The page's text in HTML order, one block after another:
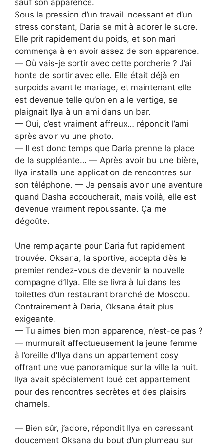
sauf son apparence.
Sous la pression d’un travail incessant et d’un
stress constant, Daria se mit à adorer le sucre.
Elle prit rapidement du poids, et son mari
commença à en avoir assez de son apparence.
— Où vais-je sortir avec cette porcherie ? J’ai
honte de sortir avec elle. Elle était déjà en
surpoids avant le mariage, et maintenant elle
est devenue telle qu’on en a le vertige, se
plaignait Ilya à un ami dans un bar.
— Oui, c’est vraiment affreux… répondit l’ami
après avoir vu une photo.
— Il est donc temps que Daria prenne la place
de la suppléante… — Après avoir bu une bière,
Ilya installa une application de rencontres sur
son téléphone. — Je pensais avoir une aventure
quand Dasha accoucherait, mais voilà, elle est
devenue vraiment repoussante. Ça me
dégoûte.
Une remplaçante pour Daria fut rapidement
trouvée. Oksana, la sportive, accepta dès le
premier rendez-vous de devenir la nouvelle
compagne d’Ilya. Elle se livra à lui dans les
toilettes d’un restaurant branché de Moscou.
Contrairement à Daria, Oksana était plus
exigeante.
— Tu aimes bien mon apparence, n’est-ce pas ?
— murmurait affectueusement la jeune femme
à l’oreille d’Ilya dans un appartement cosy
offrant une vue panoramique sur la ville la nuit.
Ilya avait spécialement loué cet appartement
pour des rencontres secrètes et des plaisirs
charnels.
— Bien sûr, j’adore, répondit Ilya en caressant
doucement Oksana du bout d’un plumeau sur